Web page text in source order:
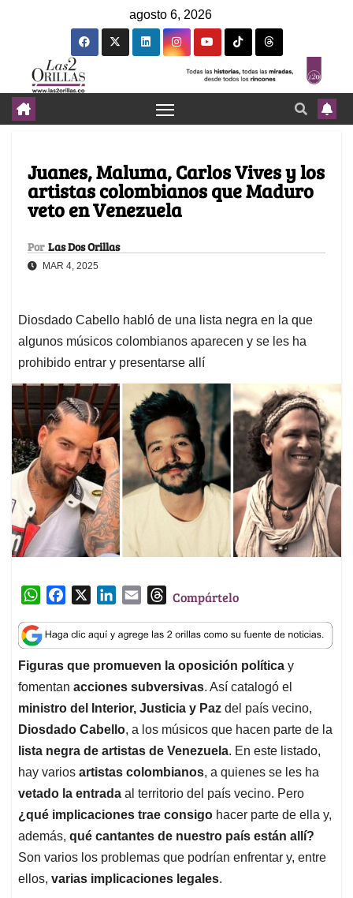
agosto 6, 2026
Juanes, Maluma, Carlos Vives y los
artistas colombianos que Maduro
veto en Venezuela
Por Las Dos Orillas
MAR 4, 2025
Diosdado Cabello habló de una lista negra en la que
algunos músicos colombianos aparecen y se les ha
prohibido entrar y presentarse allí
W
a
t
s
A
p
p
c
e
b
o
o
k
n
k
e
d
I
n
a
i
l
T
r
e
a
d
s
Compártelo
Figuras que promueven la oposición política y
fomentan acciones subversivas. Así catalogó el
ministro del Interior, Justicia y Paz del país vecino,
Diosdado Cabello, a los músicos que hacen parte de la
lista negra de artistas de Venezuela. En este listado,
hay varios artistas colombianos, a quienes se les ha
vetado la entrada al territorio del país vecino. Pero
¿qué implicaciones trae consigo hacer parte de ella y,
además, qué cantantes de nuestro país están allí?
Son varios los problemas que podrían enfrentar y, entre
ellos, varias implicaciones legales.